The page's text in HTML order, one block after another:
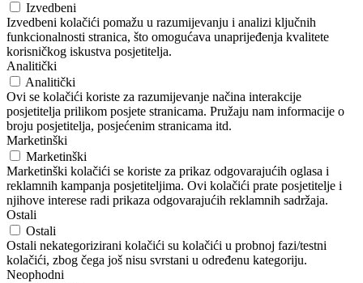
Izvedbeni
Izvedbeni kolačići pomažu u razumijevanju i analizi ključnih
funkcionalnosti stranica, što omogućava unaprijeđenja kvalitete
korisničkog iskustva posjetitelja.
Analitički
Analitički
Ovi se kolačići koriste za razumijevanje načina interakcije
posjetitelja prilikom posjete stranicama. Pružaju nam informacije o
broju posjetitelja, posjećenim stranicama itd.
Marketinški
Marketinški
Marketinški kolačići se koriste za prikaz odgovarajućih oglasa i
reklamnih kampanja posjetiteljima. Ovi kolačići prate posjetitelje i
njihove interese radi prikaza odgovarajućih reklamnih sadržaja.
Ostali
Ostali
Ostali nekategorizirani kolačići su kolačići u probnoj fazi/testni
kolačići, zbog čega još nisu svrstani u određenu kategoriju.
Neophodni